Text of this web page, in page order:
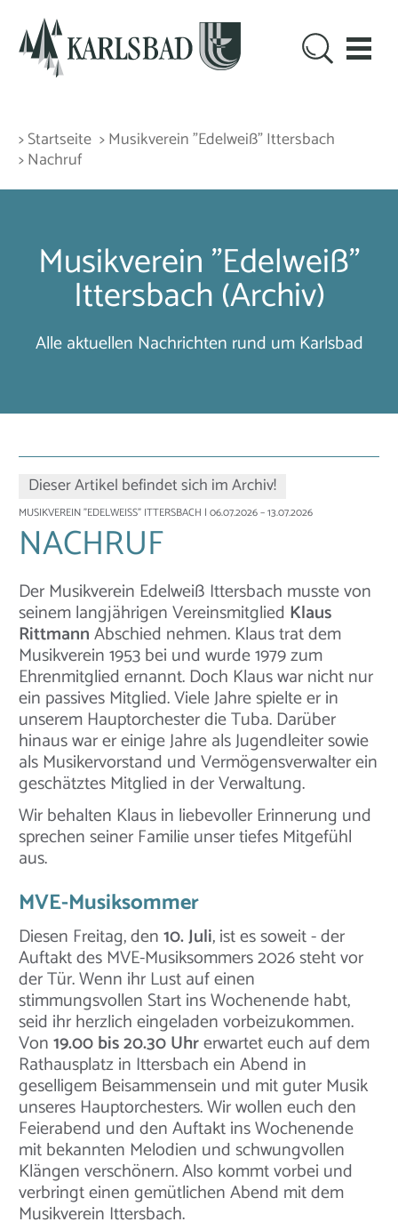
> Startseite > Musikverein "Edelweiß" Ittersbach
> Nachruf
Musikverein "Edelweiß"
Ittersbach (Archiv)
Alle aktuellen Nachrichten rund um Karlsbad
Dieser Artikel befindet sich im Archiv!
MUSIKVEREIN "EDELWEISS" ITTERSBACH | 06.07.2026 – 13.07.2026
NACHRUF
Der Musikverein Edelweiß Ittersbach musste von
seinem langjährigen Vereinsmitglied Klaus
RittmannAbschied nehmen. Klaus trat dem
Musikverein 1953 bei und wurde 1979 zum
Ehrenmitglied ernannt. Doch Klaus war nicht nur
ein passives Mitglied. Viele Jahre spielte er in
unserem Hauptorchester die Tuba. Darüber
hinaus war er einige Jahre als Jugendleiter sowie
als Musikervorstand und Vermögensverwalter ein
geschätztes Mitglied in der Verwaltung.
Wir behalten Klaus in liebevoller Erinnerung und
sprechen seiner Familie unser tiefes Mitgefühl
aus.
MVE-Musiksommer
Diesen Freitag, den10. Juli, ist es soweit - der
Auftakt des MVE-Musiksommers 2026 steht vor
der Tür. Wenn ihr Lust auf einen
stimmungsvollen Start ins Wochenende habt,
seid ihr herzlich eingeladen vorbeizukommen.
Von19.00 bis 20.30 Uhrerwartet euch auf dem
Rathausplatz in Ittersbach ein Abend in
geselligem Beisammensein und mit guter Musik
unseres Hauptorchesters. Wir wollen euch den
Feierabend und den Auftakt ins Wochenende
mit bekannten Melodien und schwungvollen
Klängen verschönern. Also kommt vorbei und
verbringt einen gemütlichen Abend mit dem
Musikverein Ittersbach.